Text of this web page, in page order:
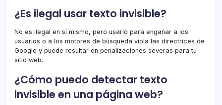
¿Es ilegal usar texto invisible?
No es ilegal en sí mismo, pero usarlo para engañar a los
usuarios o a los motores de búsqueda viola las directrices de
Google y puede resultar en penalizaciones severas para tu
sitio web.
¿Cómo puedo detectar texto
invisible en una página web?